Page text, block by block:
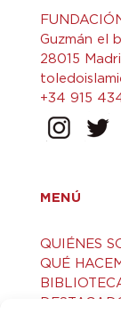
Guzmán el
28015
+34 915
MENÚ
QUIÉNES
QUÉ